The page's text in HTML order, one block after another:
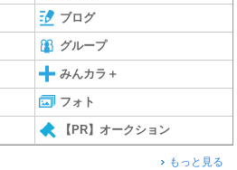
ブログ
グループ
みんカラ＋
フォト
【PR】オークション
もっと見る